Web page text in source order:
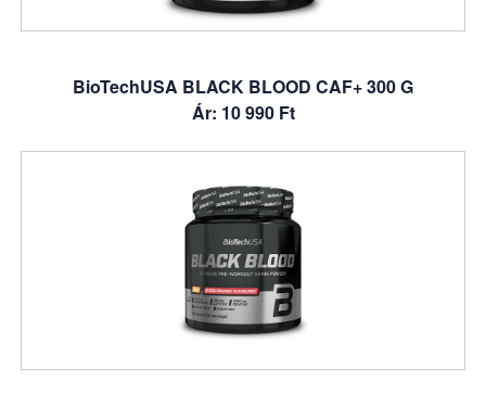
BioTechUSA BLACK BLOOD CAF+ 300 G
Ár: 10 990 Ft